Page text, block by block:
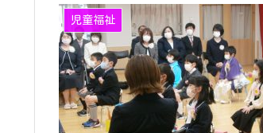
児童福祉